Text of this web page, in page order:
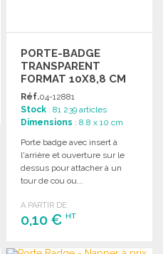
PORTE-BADGE
TRANSPARENT
FORMAT 10X8,8 CM
Réf.04-12881
Stock : 81 239 articles
Dimensions : 8.8 x 10 cm
Porte badge avec insert à
l'arrière et ouverture sur le
dessus pour attacher à un
tour de cou ou...
A PARTIR DE
0,10 €HT
COMMANDER